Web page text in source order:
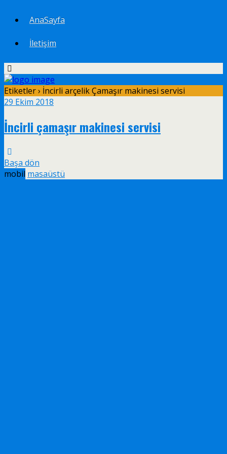
AnaSayfa
İletişim
Etiketler › İncirli arçelik Çamaşır makinesi servisi
29 Ekim 2018
İncirli çamaşır makinesi servisi
Başa dön
mobil masaüstü